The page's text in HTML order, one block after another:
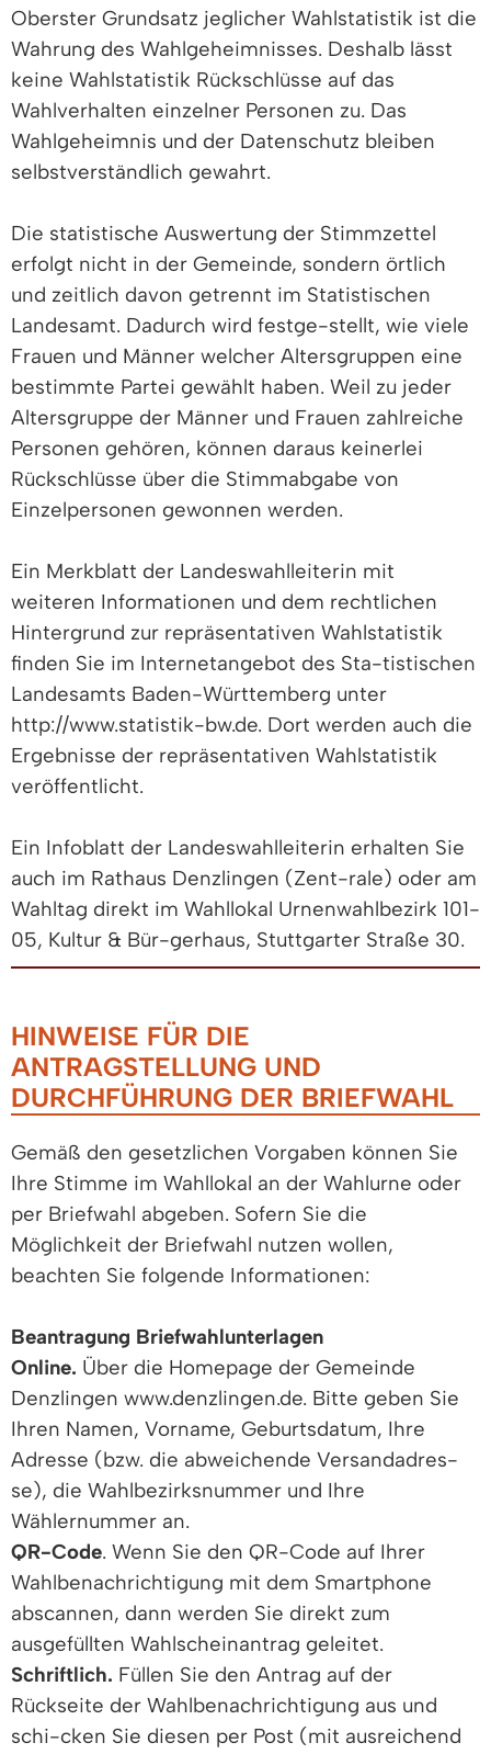
Oberster Grundsatz jeglicher Wahlstatistik ist die
Wahrung des Wahlgeheimnisses. Deshalb lässt
keine Wahlstatistik Rückschlüsse auf das
Wahlverhalten einzelner Personen zu. Das
Wahlgeheimnis und der Datenschutz bleiben
selbstverständlich gewahrt.
Die statistische Auswertung der Stimmzettel
erfolgt nicht in der Gemeinde, sondern örtlich
und zeitlich davon getrennt im Statistischen
Landesamt. Dadurch wird festge-stellt, wie viele
Frauen und Männer welcher Altersgruppen eine
bestimmte Partei gewählt haben. Weil zu jeder
Altersgruppe der Männer und Frauen zahlreiche
Personen gehören, können daraus keinerlei
Rückschlüsse über die Stimmabgabe von
Einzelpersonen gewonnen werden.
Ein Merkblatt der Landeswahlleiterin mit
weiteren Informationen und dem rechtlichen
Hintergrund zur repräsentativen Wahlstatistik
finden Sie im Internetangebot des Sta-tistischen
Landesamts Baden-Württemberg unter
http://www.statistik-bw.de. Dort werden auch die
Ergebnisse der repräsentativen Wahlstatistik
veröffentlicht.
Ein Infoblatt der Landeswahlleiterin erhalten Sie
auch im Rathaus Denzlingen (Zent-rale) oder am
Wahltag direkt im Wahllokal Urnenwahlbezirk 101-
05, Kultur & Bür-gerhaus, Stuttgarter Straße 30.
HINWEISE FÜR DIE
ANTRAGSTELLUNG UND
DURCHFÜHRUNG DER BRIEFWAHL
Gemäß den gesetzlichen Vorgaben können Sie
Ihre Stimme im Wahllokal an der Wahlurne oder
per Briefwahl abgeben. Sofern Sie die
Möglichkeit der Briefwahl nutzen wollen,
beachten Sie folgende Informationen:
Beantragung Briefwahlunterlagen
Online. Über die Homepage der Gemeinde
Denzlingen www.denzlingen.de. Bitte geben Sie
Ihren Namen, Vorname, Geburtsdatum, Ihre
Adresse (bzw. die abweichende Versandadres-
se), die Wahlbezirksnummer und Ihre
Wählernummer an.
QR-Code. Wenn Sie den QR-Code auf Ihrer
Wahlbenachrichtigung mit dem Smartphone
abscannen, dann werden Sie direkt zum
ausgefüllten Wahlscheinantrag geleitet.
Schriftlich. Füllen Sie den Antrag auf der
Rückseite der Wahlbenachrichtigung aus und
schi-cken Sie diesen per Post (mit ausreichend